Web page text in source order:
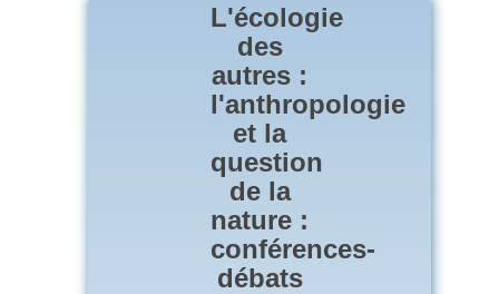
L'écologie
des
autres :
l'anthropologie
et la
question
de la
nature :
conférences-
débats